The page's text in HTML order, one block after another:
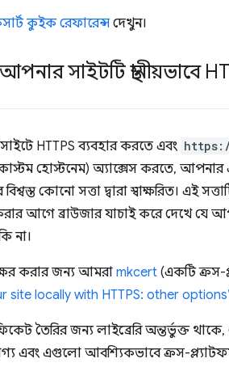
কুইক রেফারেন্সদেখুন।
সাইটটি স্থানীয়ভাবে
HTTPS ব্যবহার করতে এবং
হোস্টনেম) অ্যাক্সেস করতে,
কোনো সত্তা দ্বারা স্বাক্ষরিত। এই
আগে ব্রাউজার যাচাই করে দেখে যে
না।
করার জন্য আমরা mkcert (একটি ক্রস-
site locally with HTTPS: other
তৈরির জন্য লাইব্রেরি অন্তর্ভুক্ত
এবং এগুলো আবশ্যিকভাবে ক্রস-